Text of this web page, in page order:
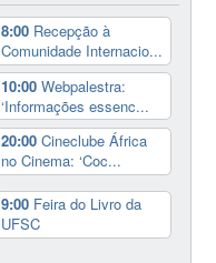
8:00 Recepção à
Comunidade Internacio...
10:00Webpalestra:
‘Informações essenc...
20:00Cineclube África
no Cinema: ‘Coc...
9:00 Feira do Livro da
UFSC